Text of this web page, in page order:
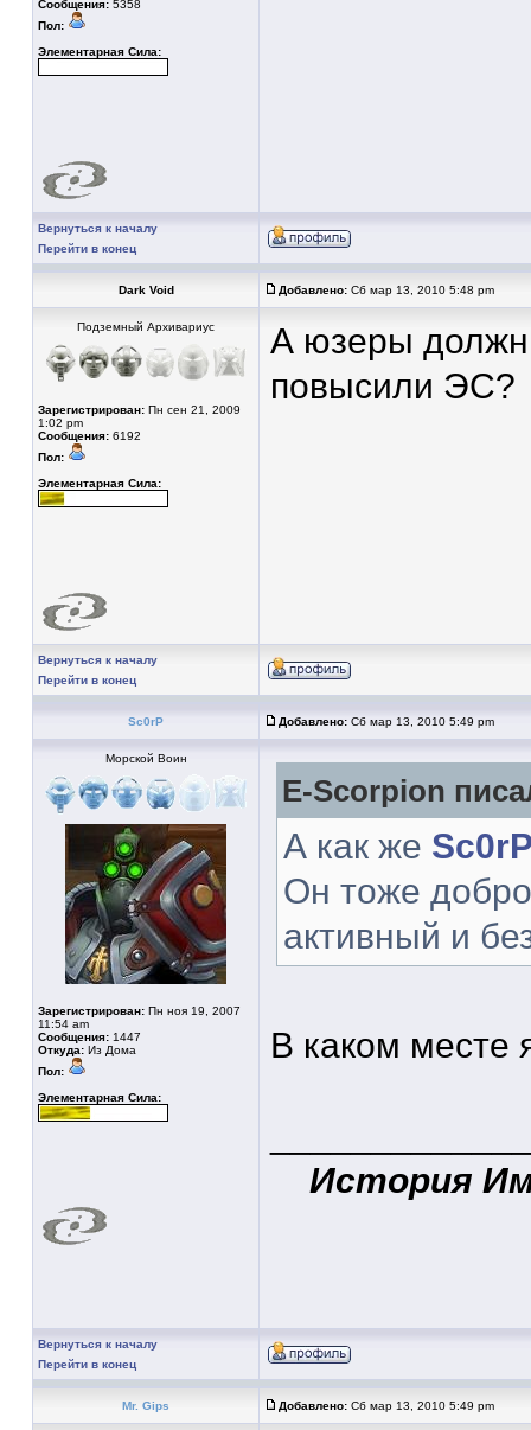
Сообщения: 5358
Пол:
Элементарная Сила:
Вернуться к началу
Перейти в конец
Dark Void Добавлено: Сб мар 13, 2010 5:48 pm
Подземный Архивариус
Зарегистрирован: Пн сен 21, 2009
1:02 pm
Сообщения: 6192
Пол:
Элементарная Сила:
А юзеры
повысили ЭС?
Вернуться к началу
Перейти в конец
Sc0rP Добавлено: Сб мар 13, 2010 5:49 pm
Морской Воин
Зарегистрирован: Пн ноя 19, 2007
11:54 am
Сообщения: 1447
Откуда: Из Дома
Пол:
Элементарная Сила:
E-Scorpion
А как же
Он тоже
активный и
В каком месте
История
Вернуться к началу
Перейти в конец
Mr. Gips Добавлено: Сб мар 13, 2010 5:49 pm